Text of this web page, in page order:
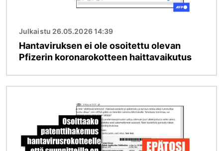
Julkaistu 26.05.2026 14:39
Hantaviruksen ei ole osoitettu olevan
Pfizerin koronarokotteen haittavaikutus